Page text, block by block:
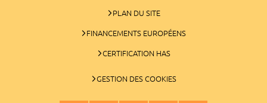
PLAN DU SITE
FINANCEMENTS EUROPÉENS
CERTIFICATION HAS
GESTION DES COOKIES